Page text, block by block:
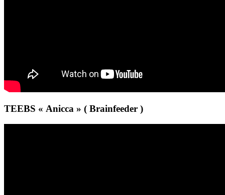
TEEBS « Anicca » ( Brainfeeder )